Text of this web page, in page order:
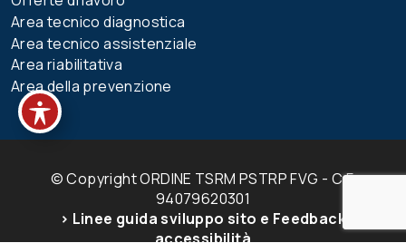
Area tecnico diagnostica
Area tecnico assistenziale
Area riabilitativa
Area della prevenzione
© Copyright ORDINE TSRM PSTRP FVG - C.F.
94079620301
> Linee guida sviluppo sito e Feedback
accessibilità